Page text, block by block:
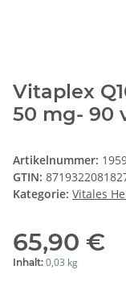
Vitaplex
50 mg- 90
Artikelnummer:
GTIN:
Kategorie: Vitales
65,90 €
Inhalt: 0,03 kg